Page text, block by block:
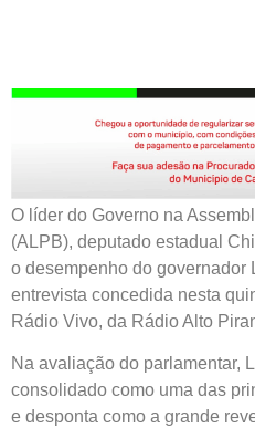
O líder do Governo na
(ALPB), deputado estadual
o desempenho do governador
entrevista concedida nesta
Rádio Vivo, da Rádio Alto
Na avaliação do parlamentar,
consolidado como uma das
e desponta como a grande